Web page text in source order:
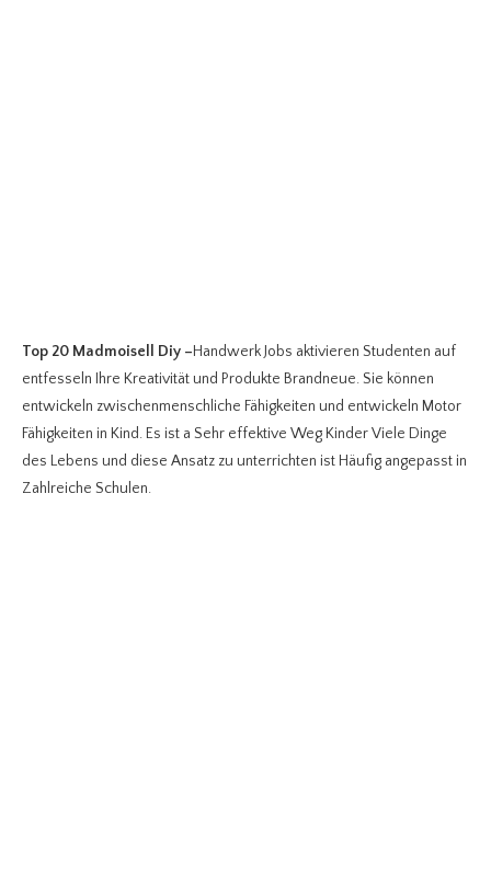
Top 20 Madmoisell Diy –Handwerk Jobs aktivieren Studenten auf
entfesseln Ihre Kreativität und Produkte Brandneue. Sie können
entwickeln zwischenmenschliche Fähigkeiten und entwickeln Motor
Fähigkeiten in Kind. Es ist a Sehr effektive Weg Kinder Viele Dinge
des Lebens und diese Ansatz zu unterrichten ist Häufig angepasst in
Zahlreiche Schulen.